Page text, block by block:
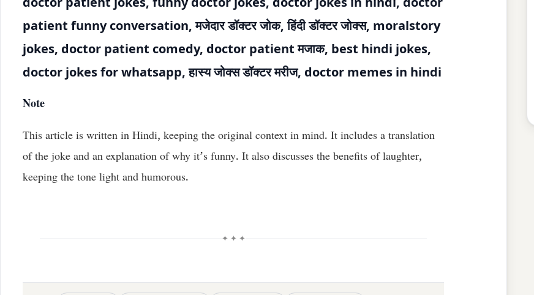
patient funny conversation, मजेदार डॉक्टर जोक, हिंदी डॉक्टर जोक्स, moralstory
jokes, doctor patient comedy, doctor patient मजाक, best hindi jokes,
doctor jokes for whatsapp, हास्य जोक्स डॉक्टर मरीज, doctor memes in hindi
Note
This article is written in Hindi, keeping the original context in mind. It includes a translation
of the joke and an explanation of why it’s funny. It also discusses the benefits of laughter,
keeping the tone light and humorous.
✦ ✦ ✦